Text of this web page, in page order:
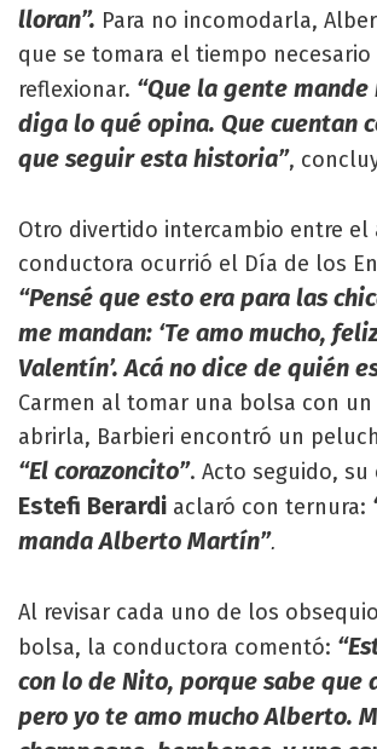
lloran”. Para no incomodarla,
que se tomara el tiempo necesario
reflexionar. “Que la gente
diga lo qué opina. Que cuentan
que seguir esta historia”,
Otro divertido intercambio entre el
conductora ocurrió el Día de los
“Pensé que esto era para las
me mandan: ‘Te amo mucho,
Valentín’. Acá no dice de quién
Carmen al tomar una bolsa con
abrirla, Barbieri encontró un
“El corazoncito”. Acto seguido, su
Estefi Berardi aclaró con ternura:
manda Alberto Martín”.
Al revisar cada uno de los
bolsa, la conductora comentó:
con lo de Nito, porque sabe que
pero yo te amo mucho Alberto.